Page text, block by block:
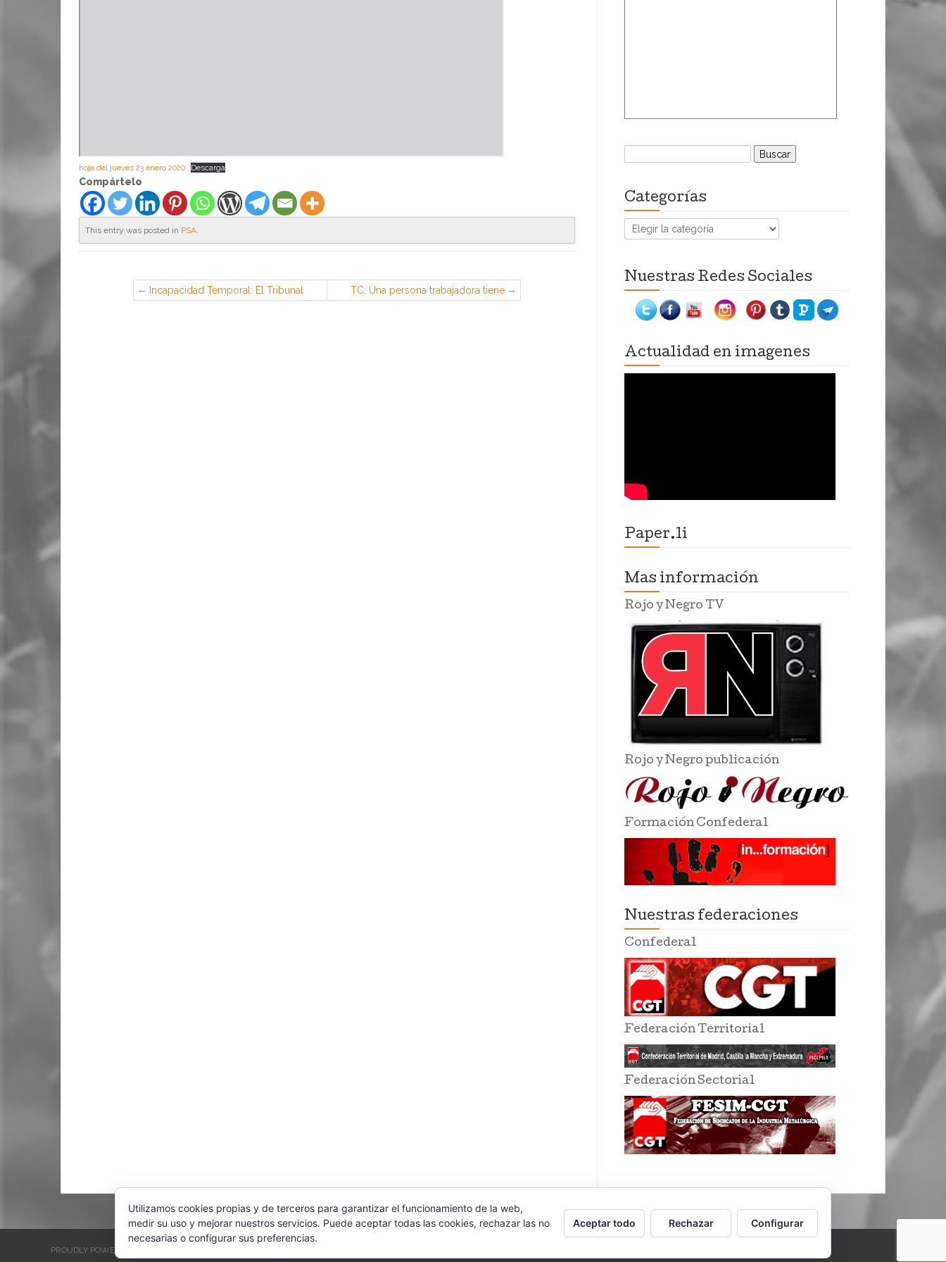
hoja del jueves 23 enero 2020 Descarga
Compártelo
This entry was posted in PSA.
Incapacidad Temporal: El Tribunal
Supremo eliminó de facto el
TC: Una persona trabajadora tiene
derecho a quejarse de su empresa
Buscar:
Categorías
Categorías
Nuestras Redes Sociales
Actualidad en imagenes
Paper.li
Mas información
Rojo y Negro TV
Rojo y Negro publicación
Formación Confederal
Nuestras federaciones
Confederal
Federación Territorial
Federación Sectorial
PROUDLY POWERED BY WORDPRESS
Utilizamos cookies propias y de terceros para garantizar el funcionamiento de la web,
medir su uso y mejorar nuestros servicios. Puede aceptar todas las cookies, rechazar las no
necesarias o configurar sus preferencias.
Aceptar todo Rechazar Configurar